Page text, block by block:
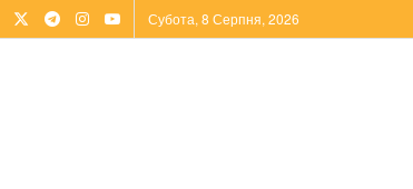
Субота, 8 Серпня, 2026